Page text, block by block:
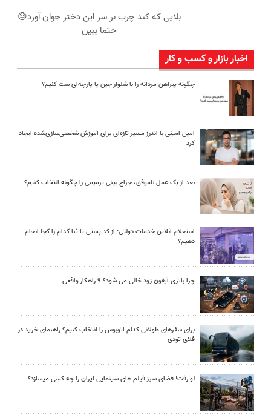
بلایی که کبد چرب بر سر این دختر جوان آورد😓
حتما ببین
اخبار بازار و کسب و کار
چگونه پیراهن مردانه را با شلوار جین یا پارچه‌ای ست کنیم؟
امین امینی با اندرز مسیر تازه‌ای برای آموزش شخصی‌سازی‌شده ایجاد
کرد
بعد از یک عمل ناموفق، جراح بینی ترمیمی را چگونه انتخاب کنیم؟
استعلام آنلاین خدمات دولتی: از کد پستی تا ثنا کدام را کجا انجام
دهیم؟
چرا باتری آیفون زود خالی می شود؟ ۹ راهکار واقعی
برای سفرهای طولانی کدام اتوبوس را انتخاب کنیم؟ راهنمای خرید در
فلای تودی
لو رفت! فضای سبز فیلم های سینمایی ایران را چه کسی میسازد؟